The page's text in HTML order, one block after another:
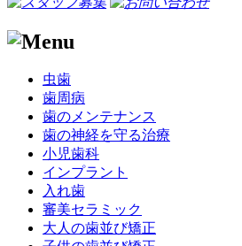
虫歯
歯周病
歯のメンテナンス
歯の神経を守る治療
小児歯科
インプラント
入れ歯
審美セラミック
大人の歯並び矯正